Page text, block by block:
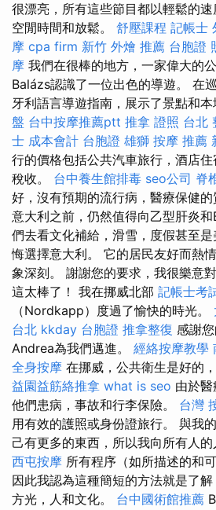
很漂亮，所有這些節目都以輕鬆的
空閒時間和放鬆。 舒壓課程 記帳士
摩 cpa firm 新竹 外燴 推薦 台胞證
摩 我們在很棒的地方，一家偉大的
Balázs認識了一位出色的導遊。 在
牙利語言導遊指南，展示了景點和本
盤 台中按摩推薦ptt 推拿 證照 台北
士 成本會計 台胞證 雄獅 按摩 推薦
行的價格包括公共汽車旅行，酒店
稅收。 台中養生館排毒 seo公司 脊
好，沒有預期的流行病，醫療保健
意大利之前，仍然值得向乙型肝炎
們去看文化補給，滑雪，度假甚至
悔選擇意大利。 它的居民友好而熱
象深刻。 謝謝您的要求，我很樂意
這太棒了！ 我在挪威北部 記帳士考
（Nordkapp）度過了愉快的時光。
台北 kkday 台胞證 推拿整復 感謝
Andrea為我們邁進。 經絡按摩教學
全身按摩 在挪威，公共衛生是好的
益園益筋絡推拿 what is seo 由於
他們患病，事故和行李保險。 台灣
用有效的護照或身份證旅行。 與我
己有更多的東西，所以我向所有人的
西屯按摩 所有程序（如所描述的和
因此我認為這種簡短的方法就是了
方光，人和文化。 台中國術館推薦